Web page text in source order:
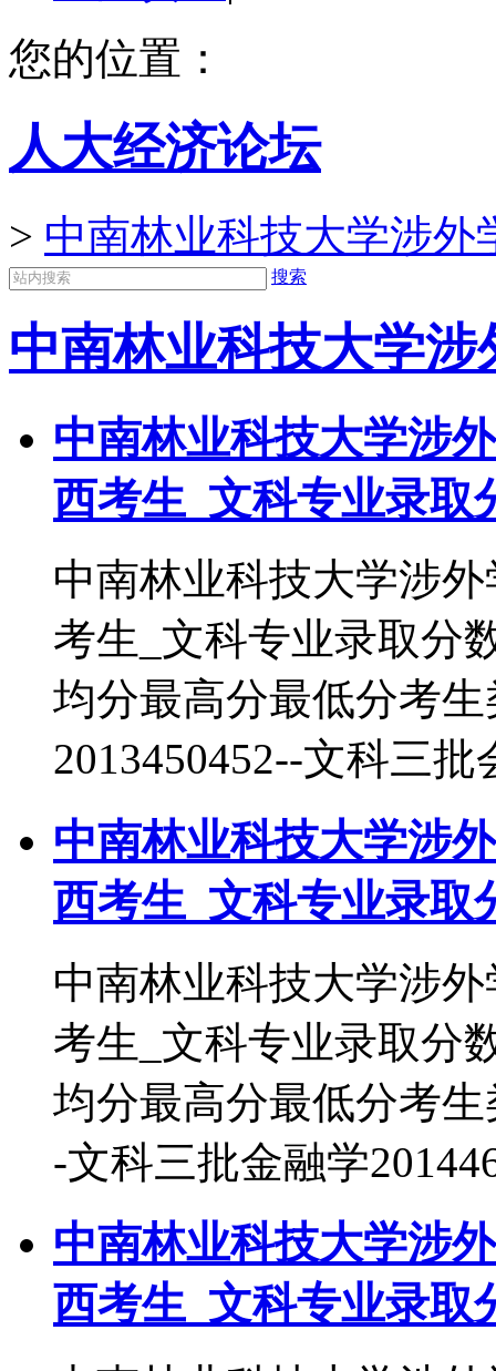
您的位置：
人大经济论坛
> 中南林业科技大学涉外
搜索
中南林业科技大学涉
中南林业科技大学涉
西考生_文科专业录取
中南林业科技大学涉
考生_文科专业录取分
均分最高分最低分考
2013450452--文科三
中南林业科技大学涉
西考生_文科专业录取
中南林业科技大学涉
考生_文科专业录取分
均分最高分最低分考
-文科三批金融学
中南林业科技大学涉
西考生_文科专业录取